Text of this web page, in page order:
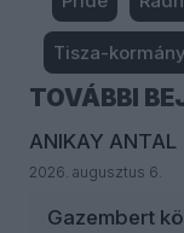
Tisza-kormány
TOVÁBBI
ANIKAY ANTAL
2026. augusztus 6.
Gazembert